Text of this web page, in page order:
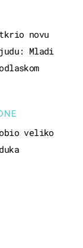
novu
Mladi
veliko